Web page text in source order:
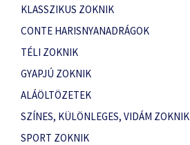
KLASSZIKUS ZOKNIK
CONTE HARISNYANADRÁGOK
TÉLI ZOKNIK
GYAPJÚ ZOKNIK
ALÁÖLTÖZETEK
SZÍNES, KÜLÖNLEGES, VIDÁM ZOKNIK
SPORT ZOKNIK